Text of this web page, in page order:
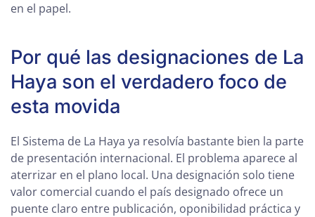
en el papel.
Por qué las designaciones de La
Haya son el verdadero foco de
esta movida
El Sistema de La Haya ya resolvía bastante bien la parte
de presentación internacional. El problema aparece al
aterrizar en el plano local. Una designación solo tiene
valor comercial cuando el país designado ofrece un
puente claro entre publicación, oponibilidad práctica y